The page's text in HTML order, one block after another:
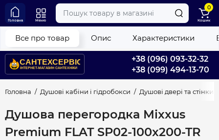
+38 (096) 093-32-32
+38 (099) 494-13-70
Головна Меню
0
Кошик
Головна Душові кабіни і гідробокси Душові двері та стінки
Душова перегородка Mixxus
Premium FLAT SP02-100x200-TR
Все про товар Опис Характеристики